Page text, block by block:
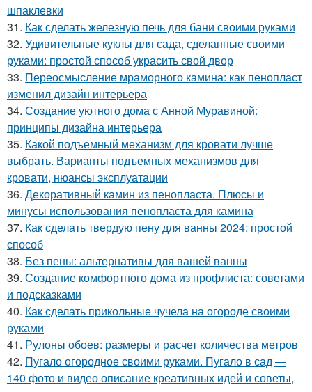
шпаклевки
31. Как сделать железную печь для бани своими руками
32. Удивительные куклы для сада, сделанные своими
руками: простой способ украсить свой двор
33. Переосмысление мраморного камина: как пенопласт
изменил дизайн интерьера
34. Создание уютного дома с Анной Муравиной:
принципы дизайна интерьера
35. Какой подъемный механизм для кровати лучше
выбрать. Варианты подъемных механизмов для
кровати, нюансы эксплуатации
36. Декоративный камин из пенопласта. Плюсы и
минусы использования пенопласта для камина
37. Как сделать твердую пену для ванны 2024: простой
способ
38. Без пены: альтернативы для вашей ванны
39. Создание комфортного дома из профлиста: советами
и подсказками
40. Как сделать прикольные чучела на огороде своими
руками
41. Рулоны обоев: размеры и расчет количества метров
42. Пугало огородное своими руками. Пугало в сад —
140 фото и видео описание креативных идей и советы,